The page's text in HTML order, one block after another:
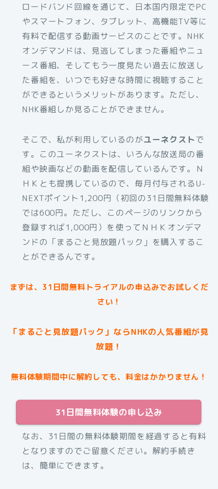
ロードバンド回線を通じて、日本国内限定でPC
やスマートフォン、タブレット、高機能TV等に
有料で配信する動画サービスのことです。NHK
オンデマンドは、見逃してしまった番組やニュ
ース番組、そしてもう一度見たい過去に放送し
た番組を、いつでも好きな時間に視聴すること
ができるというメリットがあります。ただし、
NHK番組しか見ることができません。
そこで、私が利用しているのがユーネクストで
す。このユーネクストは、いろんな放送局の番
組や映画などの動画を配信しているんです。Ｎ
ＨＫとも提携しているので、毎月付与されるU-
NEXTポイント1,200円（初回の31日間無料体験
では600円。ただし、このページのリンクから
登録すれば1,000円）を使ってＮＨＫオンデマ
ンドの「まるごと見放題パック」を購入するこ
とができるんです。
まずは、31日間無料トライアルの申込みでお試しくだ
さい！
「まるごと見放題パック」ならNHKの人気番組が見
放題！
無料体験期間中に解約しても、料金はかかりません！
31日間無料体験の申し込み
なお、31日間の無料体験期間を経過すると有料
となりますのでご留意ください。解約手続き
は、簡単にできます。